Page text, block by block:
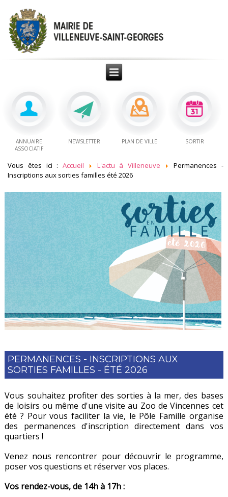
ANNUAIRE
ASSOCIATIF
NEWSLETTER PLAN DE VILLE SORTIR
Vous êtes ici : Accueil L'actu à Villeneuve
Permanences -
Inscriptions aux sorties familles été 2026
PERMANENCES - INSCRIPTIONS AUX
SORTIES FAMILLES - ÉTÉ 2026
Vous souhaitez profiter des sorties à la mer, des bases
de loisirs ou même d'une visite au Zoo de Vincennes cet
été ? Pour vous faciliter la vie, le Pôle Famille organise
des permanences d'inscription directement dans vos
quartiers !
Venez nous rencontrer pour découvrir le programme,
poser vos questions et réserver vos places.
Vos rendez-vous, de 14h à 17h :